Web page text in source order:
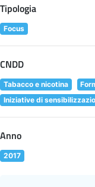
Tipologia
Focus
CNDD
Tabacco e nicotina
Iniziative di
Anno
2017